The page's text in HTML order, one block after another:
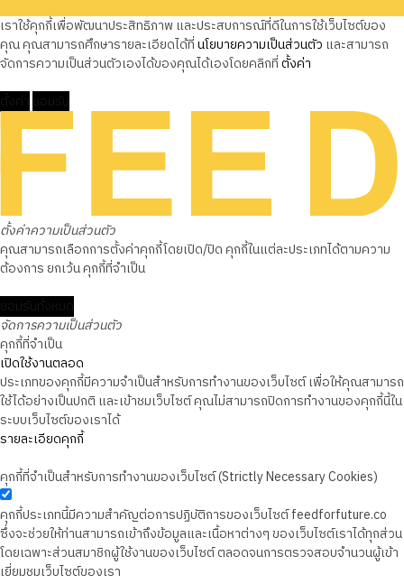
เราใช้คุกกี้เพื่อพัฒนาประสิทธิภาพ และประสบการณ์ที่ดีในการใช้เว็บไซต์ของ
คุณ คุณสามารถศึกษารายละเอียดได้ที่นโยบายความเป็นส่วนตัว และสามารถ
จัดการความเป็นส่วนตัวเองได้ของคุณได้เองโดยคลิกที่ตั้งค่า
ตั้งค่าความเป็นส่วนตัว
คุณสามารถเลือกการตั้งค่าคุกกี้โดยเปิด/ปิด คุกกี้ในแต่ละประเภทได้ตามความ
ต้องการ ยกเว้น คุกกี้ที่จำเป็น
จัดการความเป็นส่วนตัว
คุกกี้ที่จำเป็น
เปิดใช้งานตลอด
ประเภทของคุกกี้มีความจำเป็นสำหรับการทำงานของเว็บไซต์ เพื่อให้คุณสามารถ
ใช้ได้อย่างเป็นปกติ และเข้าชมเว็บไซต์ คุณไม่สามารถปิดการทำงานของคุกกี้นี้ใน
ระบบเว็บไซต์ของเราได้
รายละเอียดคุกกี้
คุกกี้ที่จำเป็นสำหรับการทำงานของเว็บไซต์ (Strictly Necessary Cookies)
คุกกี้ประเภทนี้มีความสำคัญต่อการปฏิบัติการของเว็บไซต์ feedforfuture.co
ซึ่งจะช่วยให้ท่านสามารถเข้าถึงข้อมูลและเนื้อหาต่างๆ ของเว็บไซต์เราได้ทุกส่วน
โดยเฉพาะส่วนสมาชิกผู้ใช้งานของเว็บไซต์ ตลอดจนการตรวจสอบจำนวนผู้เข้า
เยี่ยมชมเว็บไซต์ของเรา